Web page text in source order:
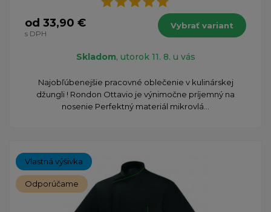
od 33,90 €
s DPH
Vybrať variant
Skladom, utorok 11. 8. u vás
​Najobľúbenejšie pracovné oblečenie v kulinárskej
džungli ! Rondon Ottavio je výnimočne príjemný na
nosenie Perfektný materiál mikrovlá...
Vlastná výšivka
Odporúčame